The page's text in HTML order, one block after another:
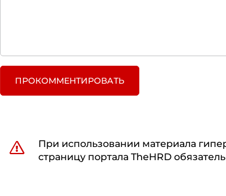
ПРОКОММЕНТИРОВАТЬ
При использовании материала
страницу портала TheHRD